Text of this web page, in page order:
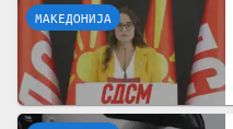
МАКЕДОНИЈА